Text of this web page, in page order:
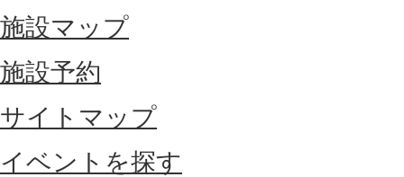
施設マップ
施設予約
サイトマップ
イベントを探す